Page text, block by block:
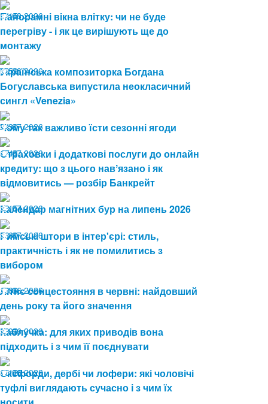
04.08.2026
15
Панорамні вікна влітку: чи не буде
перегріву - і як це вирішують ще до
монтажу
03.08.2026
59
Українська композиторка Богдана
Богуславська випустила неокласичний
сингл «Venezia»
24.07.2026
30
Чому так важливо їсти сезонні ягоди
17.07.2026
48
Страховки і додаткові послуги до онлайн
кредиту: що з цього навʼязано і як
відмовитись — розбір Банкрейт
13.07.2026
151
Календар магнітних бур на липень 2026
08.07.2026
60
Римські штори в інтер'єрі: стиль,
практичність і як не помилитись з
вибором
19.06.2026
86
Літнє сонцестояння в червні: найдовший
день року та його значення
19.06.2026
92
Каблучка: для яких приводів вона
підходить і з чим її поєднувати
15.06.2026
120
Оксфорди, дербі чи лофери: які чоловічі
туфлі виглядають сучасно і з чим їх